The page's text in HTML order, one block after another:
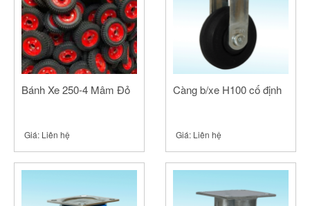
Bánh Xe 250-4 Mâm Đỏ
Giá: Liên hệ
Càng b/xe H100 cố định
Giá: Liên hệ